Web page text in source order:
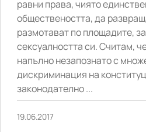
равни права, чиято
обществеността, да
размотават по площадите,
сексуалността си. Считам,
напълно незапознато с
дискриминация на
законодателно ...
19.06.2017